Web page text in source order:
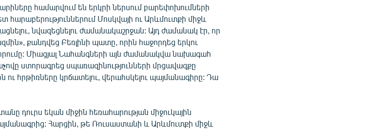
համարվում են երկրի ներսում բարեփոխումների
հարաբերություններում Մոսկվայի ու Արևմուտքի միջև
նվազեցնելու ժամանակաշրջան: Այդ ժամանակ էր, որ
քանդվեց Բեռլինի պատը, որին հաջորդեց երկու
Միացյալ Նահանգների այն ժամանակվա նախագահ
ստորագրեց սպառազինությունների մրցավազքը
ու հրթիռները կրճատելու, վերահսկելու պայմանագիրը: Դա
դուրս եկան միջին հեռահարության միջուկային
Հարցին, թե Ռուսաստանի և Արևմուտքի միջև